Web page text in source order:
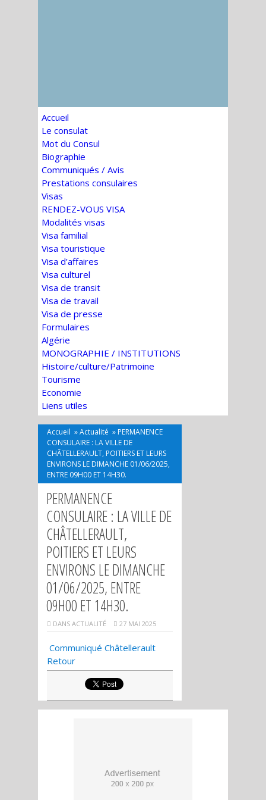
Accueil
Le consulat
Mot du Consul
Biographie
Communiqués / Avis
Prestations consulaires
Visas
RENDEZ-VOUS VISA
Modalités visas
Visa familial
Visa touristique
Visa d’affaires
Visa culturel
Visa de transit
Visa de travail
Visa de presse
Formulaires
Algérie
MONOGRAPHIE / INSTITUTIONS
Histoire/culture/Patrimoine
Tourisme
Economie
Liens utiles
Accueil »Actualité » PERMANENCE
CONSULAIRE : LA VILLE DE
CHÂTELLERAULT, POITIERS ET LEURS
ENVIRONS LE DIMANCHE 01/06/2025,
ENTRE 09H00 ET 14H30.
PERMANENCE
CONSULAIRE : LA VILLE DE
CHÂTELLERAULT,
POITIERS ET LEURS
ENVIRONS LE DIMANCHE
01/06/2025, ENTRE
09H00 ET 14H30.
DANS ACTUALITÉ 27 MAI 2025
Communiqué Châtellerault
Retour